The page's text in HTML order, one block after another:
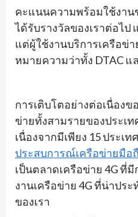
คะแนนความพร้อมใช้งาน
ได้รับรางวัลของเราต่อไป
แต่ผู้ใช้งานบริการเครือข่
หมายความว่าทั้ง DTAC แ
การเติบโตอย่างต่อเนื่อง
ข่ายทั้งสามรายของประเ
เนื่องจากมีเพียง 15 ประเ
ประสบการณ์เครือข่ายมือถื
เป็นตลาดเครือข่าย 4G ที่
งานเครือข่าย 4G ที่น่าปร
ของเรา